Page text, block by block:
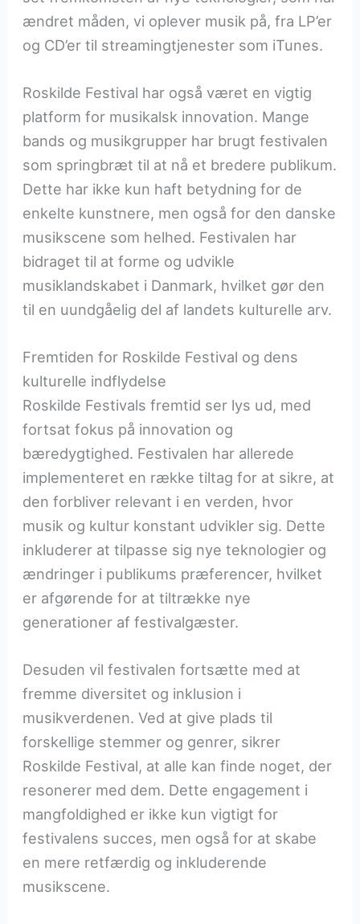
ændret måden, vi oplever musik på, fra LP’er
og CD’er til streamingtjenester som iTunes.
Roskilde Festival har også været en vigtig
platform for musikalsk innovation. Mange
bands og musikgrupper har brugt festivalen
som springbræt til at nå et bredere publikum.
Dette har ikke kun haft betydning for de
enkelte kunstnere, men også for den danske
musikscene som helhed. Festivalen har
bidraget til at forme og udvikle
musiklandskabet i Danmark, hvilket gør den
til en uundgåelig del af landets kulturelle arv.
Fremtiden for Roskilde Festival og dens
kulturelle indflydelse
Roskilde Festivals fremtid ser lys ud, med
fortsat fokus på innovation og
bæredygtighed. Festivalen har allerede
implementeret en række tiltag for at sikre, at
den forbliver relevant i en verden, hvor
musik og kultur konstant udvikler sig. Dette
inkluderer at tilpasse sig nye teknologier og
ændringer i publikums præferencer, hvilket
er afgørende for at tiltrække nye
generationer af festivalgæster.
Desuden vil festivalen fortsætte med at
fremme diversitet og inklusion i
musikverdenen. Ved at give plads til
forskellige stemmer og genrer, sikrer
Roskilde Festival, at alle kan finde noget, der
resonerer med dem. Dette engagement i
mangfoldighed er ikke kun vigtigt for
festivalens succes, men også for at skabe
en mere retfærdig og inkluderende
musikscene.